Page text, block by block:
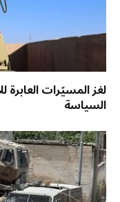
لغز المسيّرات
السياسة